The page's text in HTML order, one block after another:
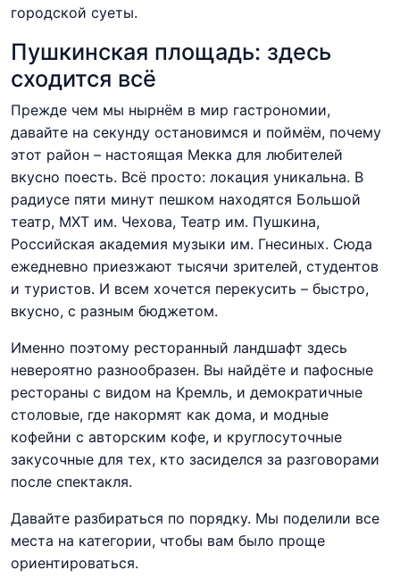
городской суеты.
Пушкинская площадь: здесь
сходится всё
Прежде чем мы нырнём в мир гастрономии,
давайте на секунду остановимся и поймём, почему
этот район – настоящая Мекка для любителей
вкусно поесть. Всё просто: локация уникальна. В
радиусе пяти минут пешком находятся Большой
театр, МХТ им. Чехова, Театр им. Пушкина,
Российская академия музыки им. Гнесиных. Сюда
ежедневно приезжают тысячи зрителей, студентов
и туристов. И всем хочется перекусить – быстро,
вкусно, с разным бюджетом.
Именно поэтому ресторанный ландшафт здесь
невероятно разнообразен. Вы найдёте и пафосные
рестораны с видом на Кремль, и демократичные
столовые, где накормят как дома, и модные
кофейни с авторским кофе, и круглосуточные
закусочные для тех, кто засиделся за разговорами
после спектакля.
Давайте разбираться по порядку. Мы поделили все
места на категории, чтобы вам было проще
ориентироваться.